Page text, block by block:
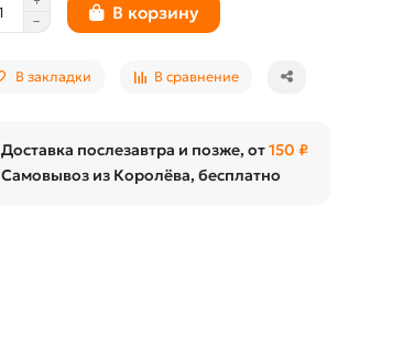
В корзину
В закладки В сравнение
Доставка послезавтра и позже, от150 ₽
Самовывоз из Королёва, бесплатно